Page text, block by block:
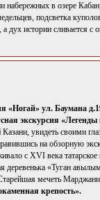
набережных в озере
подсветка
дух истории сливается
«Ногай» ул. Баумана
экскурсия
увидеть своими
на обзорную
с XVI века
деревенька «Туган
мечеть
крепость».